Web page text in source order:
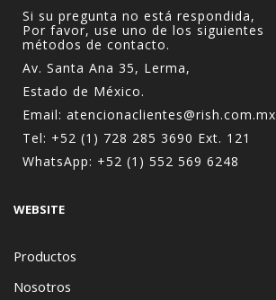
Si su pregunta no está respondida,
Por favor, use uno de los siguientes
métodos de contacto.
Av. Santa Ana 35, Lerma,
Estado de México.
Email: atencionaclientes@rish.com.mx
Tel: +52 (1) 728 285 3690 Ext. 121
WhatsApp: +52 (1) 552 569 6248
WEBSITE
Productos
Nosotros